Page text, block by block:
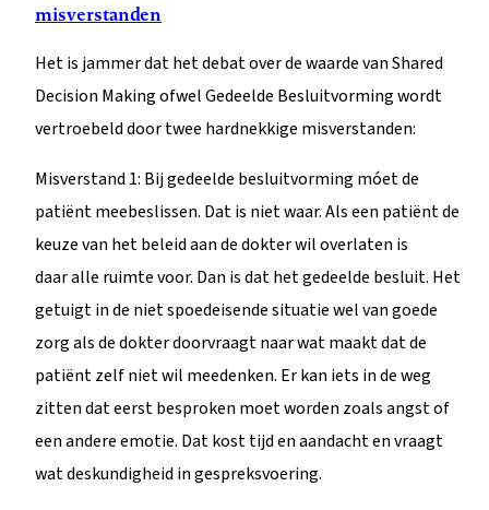
misverstanden
Het is jammer dat het debat over de waarde van Shared
Decision Making ofwel Gedeelde Besluitvorming wordt
vertroebeld door twee hardnekkige misverstanden:
Misverstand 1: Bij gedeelde besluitvorming móet de
patiënt meebeslissen. Dat is niet waar. Als een patiënt de
keuze van het beleid aan de dokter wil overlaten is
daar alle ruimte voor. Dan is dat het gedeelde besluit. Het
getuigt in de niet spoedeisende situatie wel van goede
zorg als de dokter doorvraagt naar wat maakt dat de
patiënt zelf niet wil meedenken. Er kan iets in de weg
zitten dat eerst besproken moet worden zoals angst of
een andere emotie. Dat kost tijd en aandacht en vraagt
wat deskundigheid in gespreksvoering.